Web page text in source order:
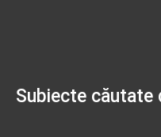
Subiecte căutate